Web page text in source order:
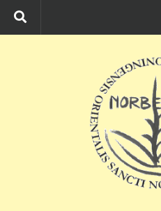
Ga naar de inhoud